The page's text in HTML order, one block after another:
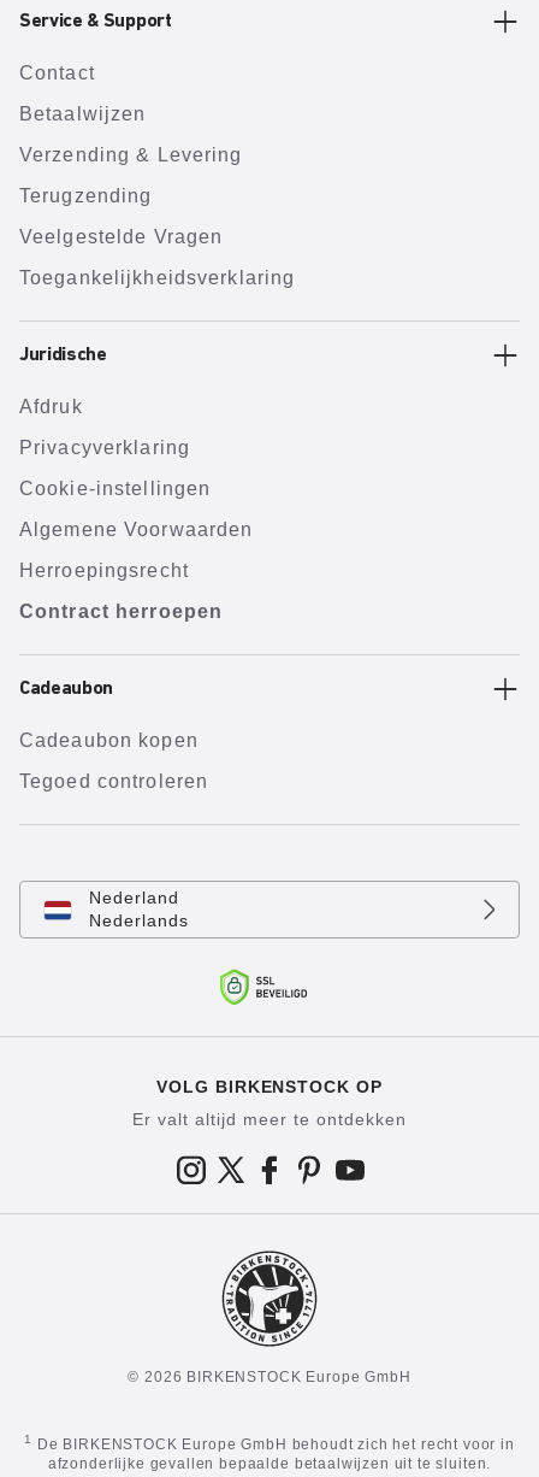
Service & Support
Contact
Betaalwijzen
Verzending & Levering
Terugzending
Veelgestelde Vragen
Toegankelijkheidsverklaring
Juridische
Afdruk
Privacyverklaring
Cookie-instellingen
Algemene Voorwaarden
Herroepingsrecht
Contract herroepen
Cadeaubon
Cadeaubon kopen
Tegoed controleren
Nederland
Nederlands
VOLG BIRKENSTOCK OP
Er valt altijd meer te ontdekken
© 2026 BIRKENSTOCK Europe GmbH
1
De BIRKENSTOCK Europe GmbH behoudt zich het recht voor in
afzonderlijke gevallen bepaalde betaalwijzen uit te sluiten.